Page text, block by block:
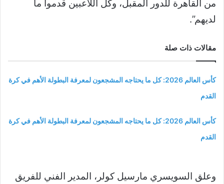
من القاهرة للدور المقبل، وكل اللاعبين قدموا ما
لديهم”.
مقالات ذات صلة
كأس العالم 2026: كل ما يحتاجه المشجعون لمعرفة البطولة الأهم في كرة
القدم
كأس العالم 2026: كل ما يحتاجه المشجعون لمعرفة البطولة الأهم في كرة
القدم
وعلق السويسري مارسيل كولر، المدير الفني للفريق